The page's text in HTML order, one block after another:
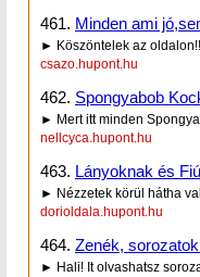
461. Minden ami
► Köszöntelek az
csazo.hupont.hu
462. Spongyabob
► Mert itt minden
nellcyca.hupont.hu
463. Lányoknak és
► Nézzetek körül hátha
dorioldala.hupont.hu
464. Zenék,
► Hali! It olvashatsz